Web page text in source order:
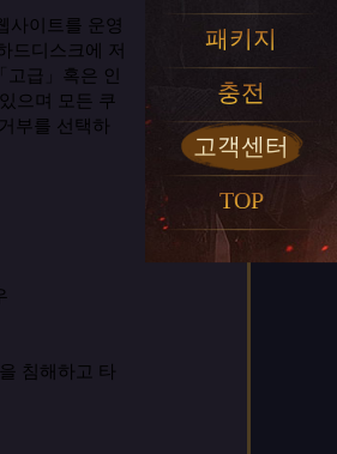
사이트를 운영
드디스크에 저
「 고급 혹은 인
있으며 모든 쿠
거부를 선택하
침해하고 타
패키지
충전
고객센터
TOP